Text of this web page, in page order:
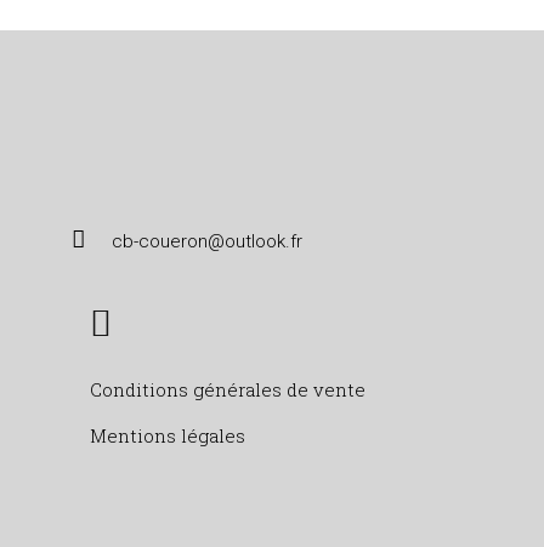
cb-coueron@outlook.fr
Conditions générales de vente
Mentions légales